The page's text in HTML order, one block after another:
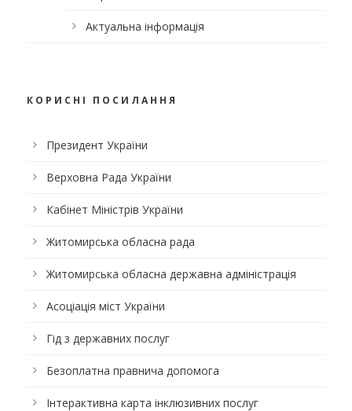
Актуальна інформація
КОРИСНІ ПОСИЛАННЯ
Президент України
Верховна Рада України
Кабінет Міністрів України
Житомирська обласна рада
Житомирська обласна державна адміністрація
Асоціація міст України
Гід з державних послуг
Безоплатна правнича допомога
Інтерактивна карта інклюзивних послуг